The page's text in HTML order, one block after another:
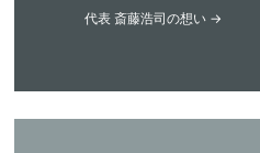
代表 斎藤浩司の想い →